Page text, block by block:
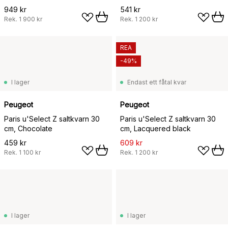
choklad
949 kr
Rek. 1 900 kr
541 kr
Rek. 1 200 kr
I lager
Peugeot
Paris u'Select Z saltkvarn 30
cm, Chocolate
459 kr
Rek. 1 100 kr
Endast ett fåtal kvar
Peugeot
Paris u'Select Z saltkvarn 30
cm, Lacquered black
609 kr
Rek. 1 200 kr
REA
-49%
I lager I lager